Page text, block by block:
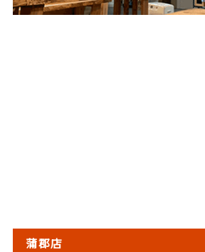
蒲郡店